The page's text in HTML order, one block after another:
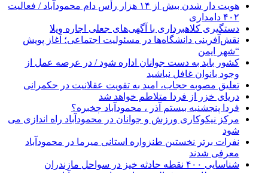
هویت دار شدن بیش از ۱۴ هزار رأس دام محمودآباد / فعالیت
۴۰۲ دامداری
دستگیری کلاهبرداری با آگهی‌های جعلی اجاره ویلا
نقش‌آفرینی دانشگاه‌ها در مسئولیت اجتماعی؛ آغاز پویش
“شهر ایمن
کشور باید به دست جوانان اداره شود / در عرصه عمل از
وجود بانوان غافل نباشید
تعلیق مصوبه حجاب، امید به تقویت عقلانیت در حکمرانی
دریای خزر از فردا متلاطم خواهد شد
فردا پنجشنبه بیستم آذر ، محمودآباد چخبره؟
مرکز نیکوکاری ورزش و جوانان در محمودآباد راه اندازی می
شود
نفرات برتر نخستین طنزواره استانی میرما در محمودآباد
معرفی شدند
شناسایی ۴۰۰ نقطه حادثه خیز در سواحل مازندران